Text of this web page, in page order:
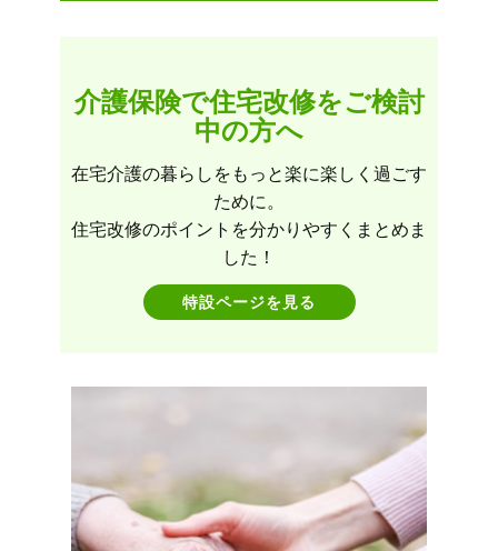
介護保険で住宅改修をご検討
中の方へ
在宅介護の暮らしをもっと楽に楽しく過ごす
ために。
住宅改修のポイントを分かりやすくまとめま
した！
特設ページを見る